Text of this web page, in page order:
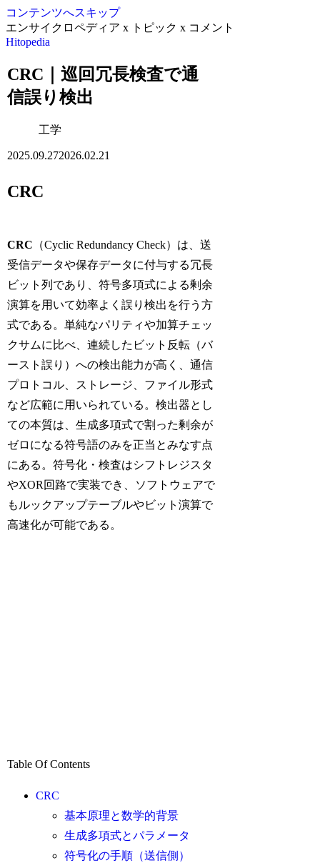
コンテンツへスキップ
エンサイクロペディア x トピック x コメント
Hitopedia
CRC｜巡回冗長検査で通
信誤り検出
工学
2025.09.272026.02.21
CRC
CRC （Cyclic Redundancy Check）は、送
受信データや保存データに付与する冗長
ビット列であり、符号多項式による剰余
演算を用いて効率よく誤り検出を行う方
式である。単純なパリティや加算チェッ
クサムに比べ、連続したビット反転（バ
ースト誤り）への検出能力が高く、通信
プロトコル、ストレージ、ファイル形式
など広範に用いられている。検出器とし
ての本質は、生成多項式で割った剰余が
ゼロになる符号語のみを正当とみなす点
にある。符号化・検査はシフトレジスタ
やXOR回路で実装でき、ソフトウェアで
もルックアップテーブルやビット演算で
高速化が可能である。
Table Of Contents
CRC
基本原理と数学的背景
生成多項式とパラメータ
符号化の手順（送信側）